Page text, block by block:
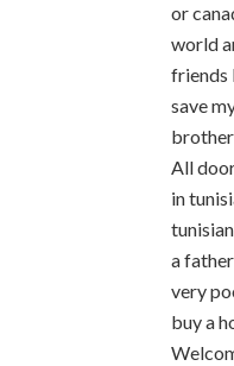
or
world
friends
save
All
in
a
very
buy a